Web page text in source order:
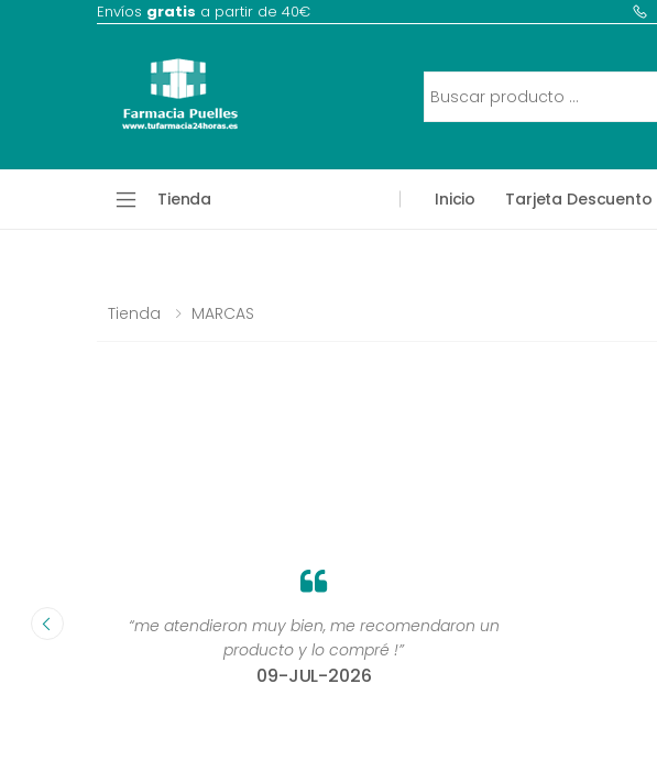
Envíos gratis a partir de 40€
Tienda Inicio Tarjeta Descuento
Tienda MARCAS
”
“me atendieron muy bien, me recomendaron un
producto y lo compré !”
09-JUL-2026